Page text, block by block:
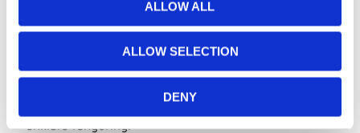
ALLOW ALL
ALLOW SELECTION
DENY
Wave-plattan fördelar kraften
från nedslaget över ett större område och skapar en
stabil grund med överlägsen stötdämpning.
För anpassad komfort och